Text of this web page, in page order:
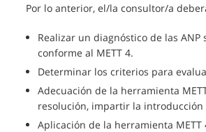
Por lo anterior, el/la consultor/a
Realizar un diagnóstico de las
conforme al METT 4.
Determinar los criterios para
Adecuación de la herramienta
resolución, impartir la
Aplicación de la herramienta